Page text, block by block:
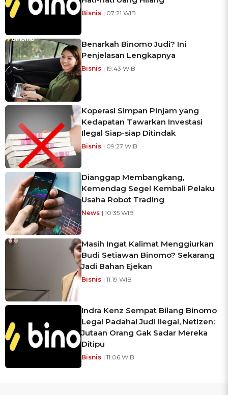
Bisnis | 07:21 WIB
Benarkah Binomo Judi? Ini
Penjelasan Lengkapnya
Bisnis | 19:43 WIB
Koperasi Simpan Pinjam yang
Kedapatan Tawarkan Investasi
Ilegal Siap-siap Ditindak
Bisnis | 09:27 WIB
Dianggap Membangkang,
Kemendag Segel Kembali Pelaku
Usaha Robot Trading
News | 10:35 WIB
Masih Ingat Kalimat Menggiurkan
Budi Setiawan Binomo? Sekarang
Jadi Bahan Ejekan
Bisnis | 11:19 WIB
Indra Kenz Sempat Bilang Binomo
Legal Padahal Judi Ilegal, Netizen:
Jutaan Orang Gak Sadar Mereka
Ditipu
Bisnis | 11:06 WIB